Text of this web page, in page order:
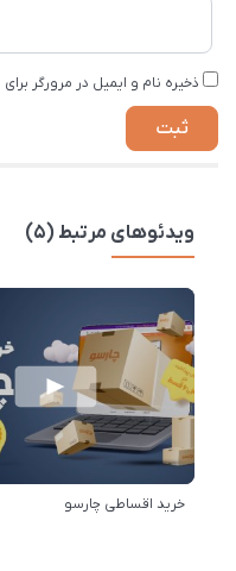
ذخیره نام و ایمیل در مرورگر
ویدئوهای مرتبط (5)
خرید اقساطی چارسو